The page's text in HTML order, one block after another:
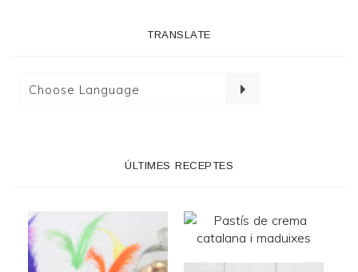
TRANSLATE
ÚLTIMES RECEPTES